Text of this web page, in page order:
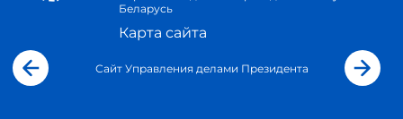
Беларусь
Карта сайта
Сайт Управления делами Президента